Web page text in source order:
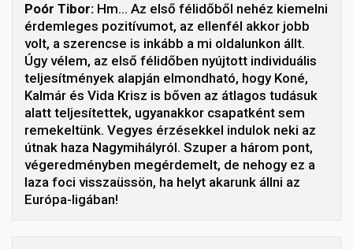
Poór Tibor: Hm… Az első félidőből nehéz kiemelni
érdemleges pozitívumot, az ellenfél akkor jobb
volt, a szerencse is inkább a mi oldalunkon állt.
Úgy vélem, az első félidőben nyújtott individuális
teljesítmények alapján elmondható, hogy Koné,
Kalmár és Vida Krisz is bőven az átlagos tudásuk
alatt teljesítettek, ugyanakkor csapatként sem
remekeltünk. Vegyes érzésekkel indulok neki az
útnak haza Nagymihályról. Szuper a három pont,
végeredményben megérdemelt, de nehogy ez a
laza foci visszaüssön, ha helyt akarunk állni az
Európa-ligában!